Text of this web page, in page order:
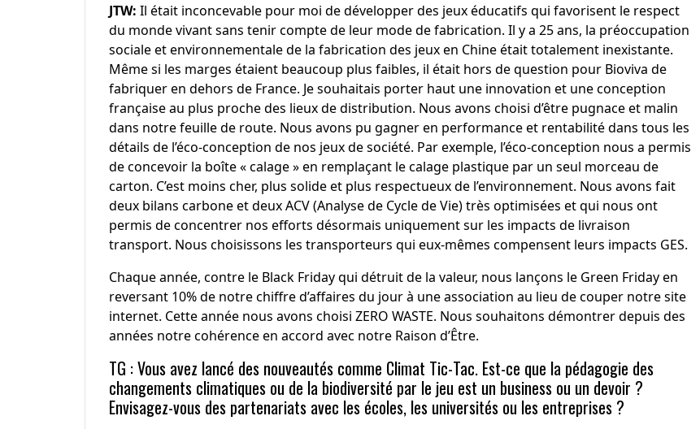
JTW: Il était inconcevable pour moi de développer des jeux éducatifs qui favorisent le respect
du monde vivant sans tenir compte de leur mode de fabrication. Il y a 25 ans, la préoccupation
sociale et environnementale de la fabrication des jeux en Chine était totalement inexistante.
Même si les marges étaient beaucoup plus faibles, il était hors de question pour Bioviva de
fabriquer en dehors de France. Je souhaitais porter haut une innovation et une conception
française au plus proche des lieux de distribution. Nous avons choisi d’être pugnace et malin
dans notre feuille de route. Nous avons pu gagner en performance et rentabilité dans tous les
détails de l’éco-conception de nos jeux de société. Par exemple, l’éco-conception nous a permis
de concevoir la boîte « calage » en remplaçant le calage plastique par un seul morceau de
carton. C’est moins cher, plus solide et plus respectueux de l’environnement. Nous avons fait
deux bilans carbone et deux ACV (Analyse de Cycle de Vie) très optimisées et qui nous ont
permis de concentrer nos efforts désormais uniquement sur les impacts de livraison
transport. Nous choisissons les transporteurs qui eux-mêmes compensent leurs impacts GES.
Chaque année, contre le Black Friday qui détruit de la valeur, nous lançons le Green Friday en
reversant 10% de notre chiffre d’affaires du jour à une association au lieu de couper notre site
internet. Cette année nous avons choisi ZERO WASTE. Nous souhaitons démontrer depuis des
années notre cohérence en accord avec notre Raison d’Être.
TG : Vous avez lancé des nouveautés comme Climat Tic-Tac. Est-ce que la pédagogie des
changements climatiques ou de la biodiversité par le jeu est un business ou un devoir ?
Envisagez-vous des partenariats avec les écoles, les universités ou les entreprises ?